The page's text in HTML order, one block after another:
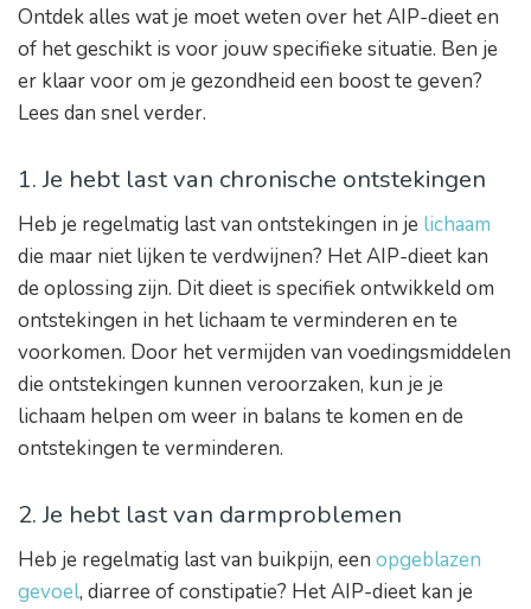
Ontdek alles wat je moet weten over het AIP-dieet en
of het geschikt is voor jouw specifieke situatie. Ben je
er klaar voor om je gezondheid een boost te geven?
Lees dan snel verder.
1. Je hebt last van chronische ontstekingen
Heb je regelmatig last van ontstekingen in je lichaam
die maar niet lijken te verdwijnen? Het AIP-dieet kan
de oplossing zijn. Dit dieet is specifiek ontwikkeld om
ontstekingen in het lichaam te verminderen en te
voorkomen. Door het vermijden van voedingsmiddelen
die ontstekingen kunnen veroorzaken, kun je je
lichaam helpen om weer in balans te komen en de
ontstekingen te verminderen.
2. Je hebt last van darmproblemen
Heb je regelmatig last van buikpijn, een opgeblazen
gevoel, diarree of constipatie? Het AIP-dieet kan je